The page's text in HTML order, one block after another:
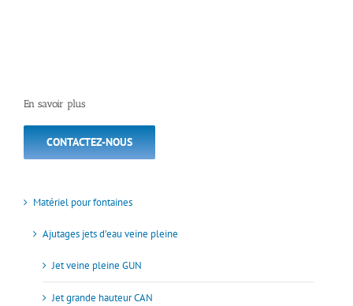
En savoir plus
CONTACTEZ-NOUS
Matériel pour fontaines
Ajutages jets d’eau veine pleine
Jet veine pleine GUN
Jet grande hauteur CAN